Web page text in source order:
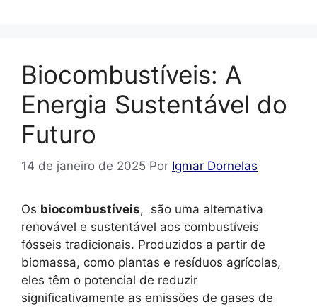
Biocombustíveis: A
Energia Sustentável do
Futuro
14 de janeiro de 2025 Por Igmar Dornelas
Os biocombustíveis, são uma alternativa
renovável e sustentável aos combustíveis
fósseis tradicionais. Produzidos a partir de
biomassa, como plantas e resíduos agrícolas,
eles têm o potencial de reduzir
significativamente as emissões de gases de